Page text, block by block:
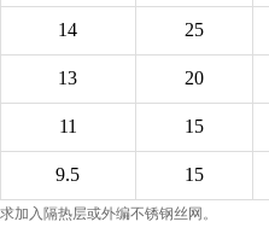
14 25
13 20
11 15
9.5 15
加入隔热层或外编不锈钢丝网。